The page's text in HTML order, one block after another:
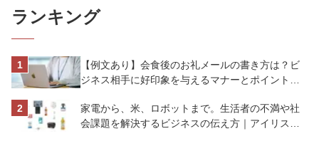
ランキング
【例文あり】会食後のお礼メールの書き方は？ビ
ジネス相手に好印象を与えるマナーとポイントを
家電から、米、ロボットまで。生活者の不満や社
会課題を解決するビジネスの伝え方｜アイリスオ